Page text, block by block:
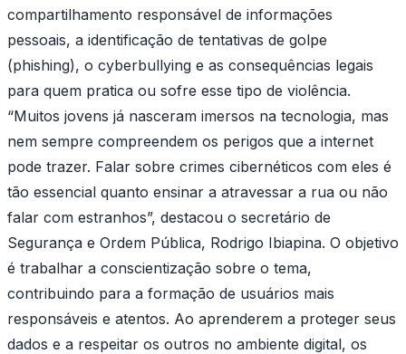
compartilhamento responsável de informações
pessoais, a identificação de tentativas de golpe
(phishing), o cyberbullying e as consequências legais
para quem pratica ou sofre esse tipo de violência.
“Muitos jovens já nasceram imersos na tecnologia, mas
nem sempre compreendem os perigos que a internet
pode trazer. Falar sobre crimes cibernéticos com eles é
tão essencial quanto ensinar a atravessar a rua ou não
falar com estranhos”, destacou o secretário de
Segurança e Ordem Pública, Rodrigo Ibiapina. O objetivo
é trabalhar a conscientização sobre o tema,
contribuindo para a formação de usuários mais
responsáveis e atentos. Ao aprenderem a proteger seus
dados e a respeitar os outros no ambiente digital, os